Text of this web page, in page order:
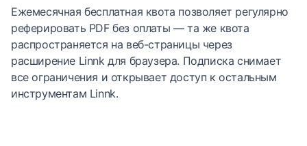
Ежемесячная бесплатная квота позволяет регулярно
реферировать PDF без оплаты — та же квота
распространяется на веб-страницы через
расширение Linnk для браузера. Подписка снимает
все ограничения и открывает доступ к остальным
инструментам Linnk.